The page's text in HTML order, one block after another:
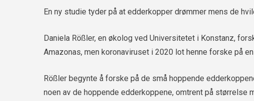
En ny studie tyder på at edderkopper drømmer mens de
Daniela Rößler, en økolog ved Universitetet i Konstanz,
Amazonas, men koronaviruset i 2020 lot henne forske på
Rößler begynte å forske på de små hoppende
noen av de hoppende edderkoppene, omtrent på størrelse